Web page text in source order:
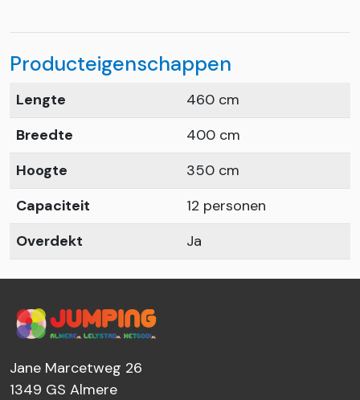
Producteigenschappen
Lengte
460 cm
Breedte
400 cm
Hoogte
350 cm
Capaciteit
12 personen
Overdekt
Ja
Jane Marcetweg 26
1349 GS Almere